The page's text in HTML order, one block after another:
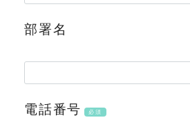
部署名
電話番号 必須